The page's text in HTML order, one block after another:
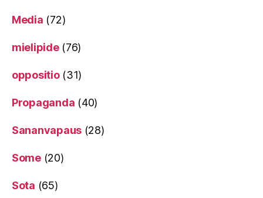
Media (72)
mielipide(76)
oppositio(31)
Propaganda (40)
Sananvapaus (28)
Some(20)
Sota (65)